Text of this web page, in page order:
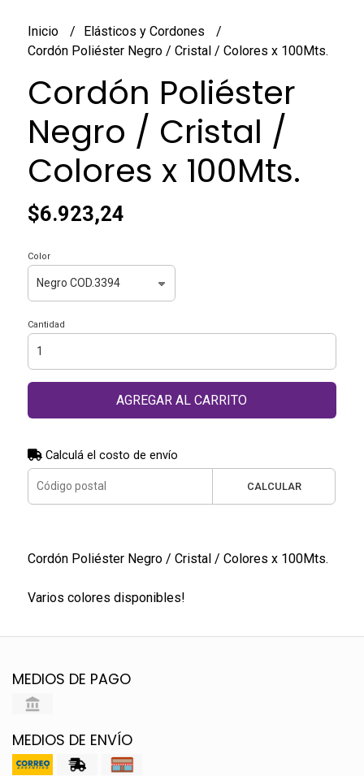
Inicio
Elásticos y Cordones
Cordón Poliéster Negro / Cristal / Colores x 100Mts.
Cordón Poliéster
Negro / Cristal /
Colores x 100Mts.
$6.923,24
Color
Cantidad
AGREGAR AL CARRITO
Calculá el costo de envío
CALCULAR
Cordón Poliéster Negro / Cristal / Colores x 100Mts.
Varios colores disponibles!
MEDIOS DE PAGO
MEDIOS DE ENVÍO